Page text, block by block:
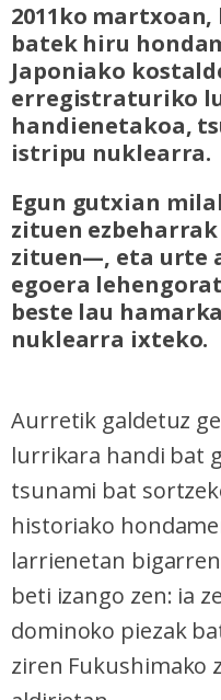
2011ko
batek hiru
Japoniako
erregistraturiko
handienetakoa,
istripu nuklearra.
Egun gutxian
zituen
zituen—, eta urte
egoera
beste lau
nuklearra ixteko.
Aurretik galdetuz
lurrikara handi bat
tsunami bat
historiako
larrienetan
beti izango zen: ia
dominoko piezak
ziren Fukushimako